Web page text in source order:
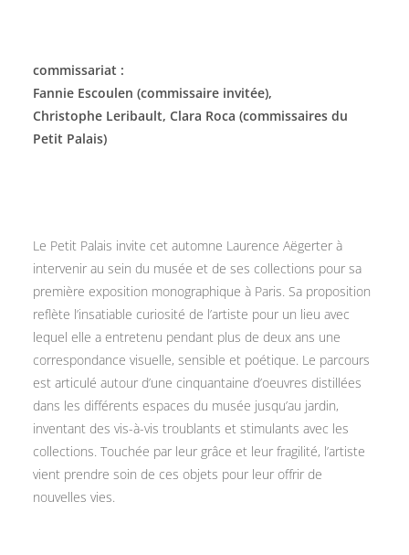
commissariat :
Fannie Escoulen (commissaire invitée),
Christophe Leribault, Clara Roca (commissaires du
Petit Palais)
Le Petit Palais invite cet automne Laurence Aëgerter à
intervenir au sein du musée et de ses collections pour sa
première exposition monographique à Paris. Sa proposition
reflète l’insatiable curiosité de l’artiste pour un lieu avec
lequel elle a entretenu pendant plus de deux ans une
correspondance visuelle, sensible et poétique. Le parcours
est articulé autour d’une cinquantaine d’oeuvres distillées
dans les différents espaces du musée jusqu’au jardin,
inventant des vis-à-vis troublants et stimulants avec les
collections. Touchée par leur grâce et leur fragilité, l’artiste
vient prendre soin de ces objets pour leur offrir de
nouvelles vies.